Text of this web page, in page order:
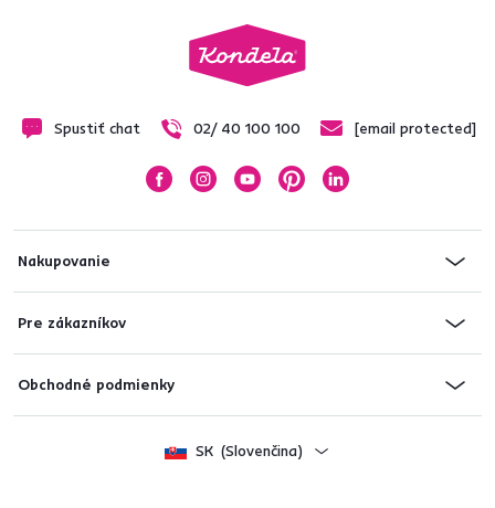
Spustiť chat 02/ 40 100 100 [email protected]
Nakupovanie
Pre zákazníkov
Obchodné podmienky
SK (Slovenčina)